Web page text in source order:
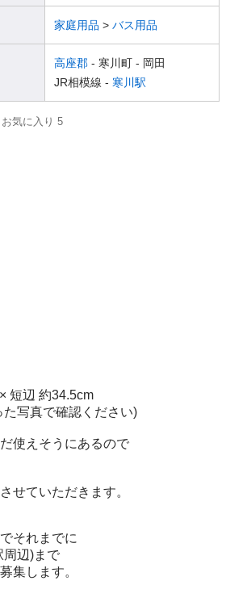
家庭用品 > バス用品
高座郡 - 寒川町 - 岡田
JR相模線 - 寒川駅
お気に入り 5
短辺 約34.5cm
写真で確認ください)
使えそうにあるので
せていただきます。
それまでに
周辺)まで
集します。